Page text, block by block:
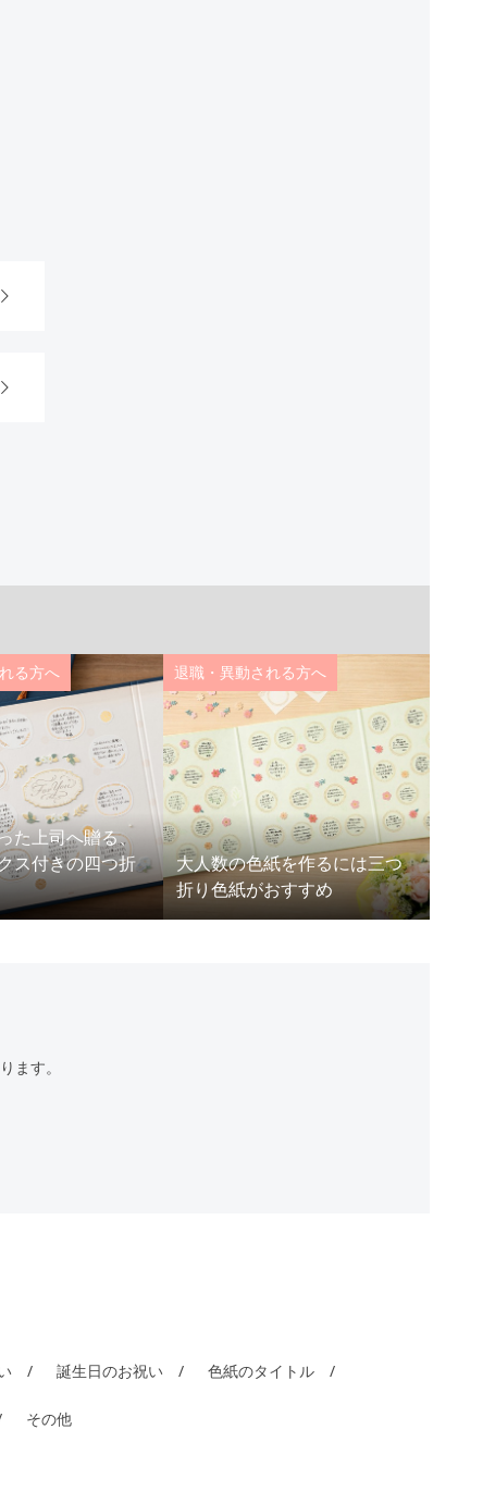
た上司へ贈る、
ス付きの四つ折
る方へ
大人数の色紙を作るには三つ
折り色紙がおすすめ
退職・異動される方へ
ます。
誕生日のお祝い 色紙のタイトル
その他